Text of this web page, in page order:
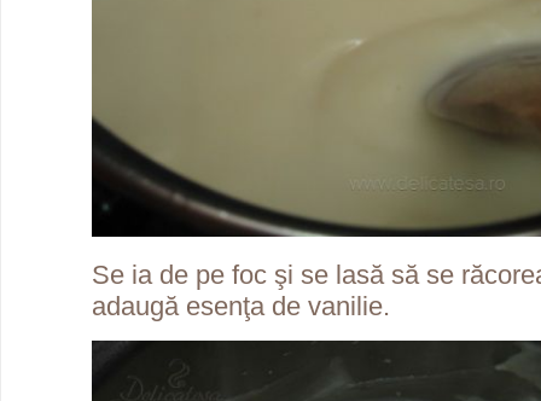
Se ia de pe foc şi se lasă să se
adaugă esenţa de vanilie.